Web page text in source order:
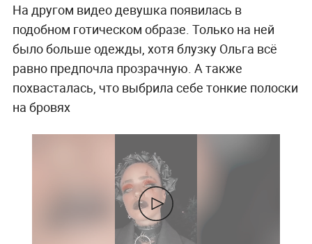
На другом видео девушка появилась в
подобном готическом образе. Только на ней
было больше одежды, хотя блузку Ольга всё
равно предпочла прозрачную. А также
похвасталась, что выбрила себе тонкие полоски
на бровях